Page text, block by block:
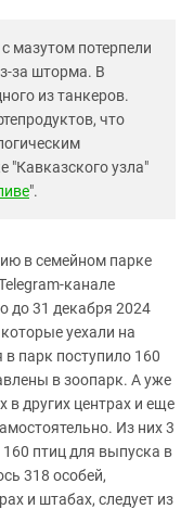
мазутом потерпели
за шторма. В
из танкеров.
что
"Кавказского узла"
".
в семейном парке
канале
до 31 декабря 2024
уехали на
парк поступило 160
в зоопарк. А уже
в других центрах и еще
Из них 3
птиц для выпуска в
318 особей,
и штабах, следует из